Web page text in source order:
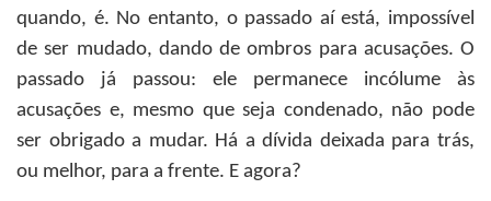
quando, é. No entanto, o passado aí está, impossível
de ser mudado, dando de ombros para acusações. O
passado já passou: ele permanece incólume às
acusações e, mesmo que seja condenado, não pode
ser obrigado a mudar. Há a dívida deixada para trás,
ou melhor, para a frente. E agora?